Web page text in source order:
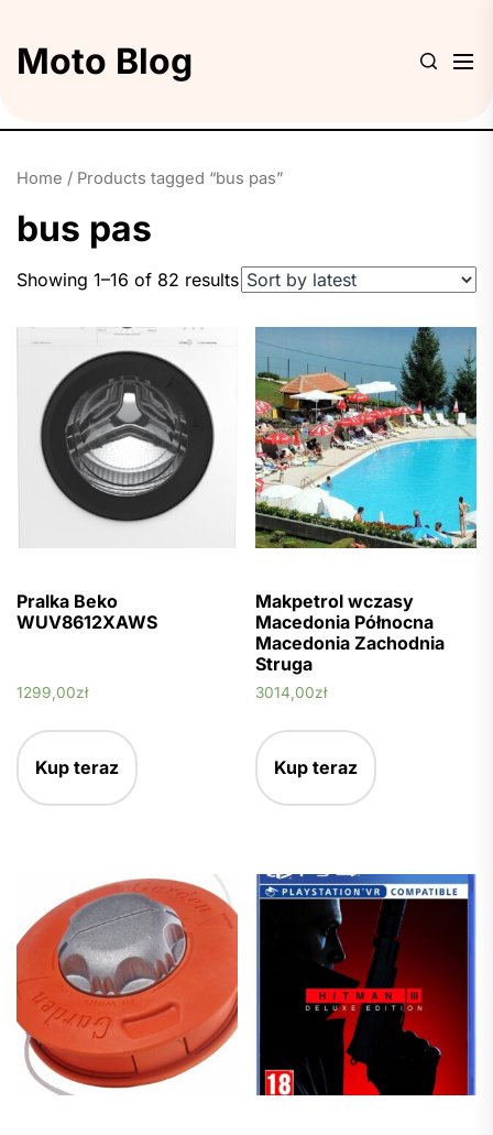
Moto Blog
Home / Products tagged “bus pas”
bus pas
Showing 1–16 of 82 results
Pralka Beko
WUV8612XAWS
1299,00zł
Kup teraz
Makpetrol wczasy
Macedonia Północna
Macedonia Zachodnia
Struga
3014,00zł
Kup teraz